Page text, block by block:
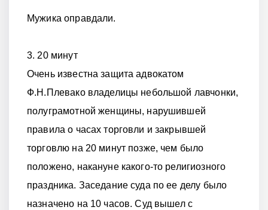
Мужика оправдали.
3. 20 минут
Очень известна защита адвокатом
Ф.Н.Плевако владелицы небольшой лавчонки,
полуграмотной женщины, нарушившей
правила о часах торговли и закрывшей
торговлю на 20 минут позже, чем было
положено, накануне какого-то религиозного
праздника. Заседание суда по ее делу было
назначено на 10 часов. Суд вышел с